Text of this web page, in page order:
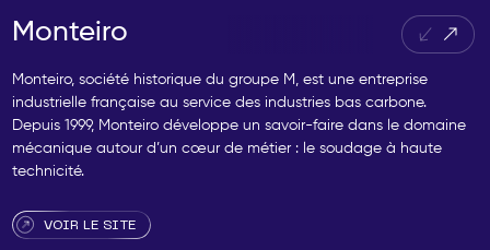
Monteiro
Monteiro, société historique du groupe M, est une entreprise
industrielle française au service des industries bas carbone.
Depuis 1999, Monteiro développe un savoir-faire dans le domaine
mécanique autour d’un cœur de métier : le soudage à haute
technicité.
VOIR LE SITE